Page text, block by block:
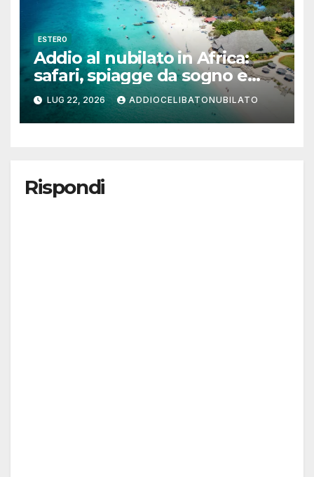
ESTERO
Addio al nubilato in Africa:
safari, spiagge da sogno e
città magiche
LUG 22, 2026 ADDIOCELIBATONUBILATO
Rispondi